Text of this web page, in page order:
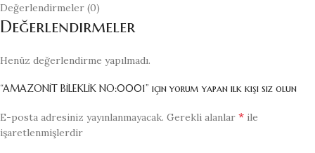
Değerlendirmeler (0)
Değerlendirmeler
Henüz değerlendirme yapılmadı.
“AMAZONİT BİLEKLİK NO:0001” için yorum yapan ilk kişi siz olun
E-posta adresiniz yayınlanmayacak. Gerekli alanlar * ile
işaretlenmişlerdir